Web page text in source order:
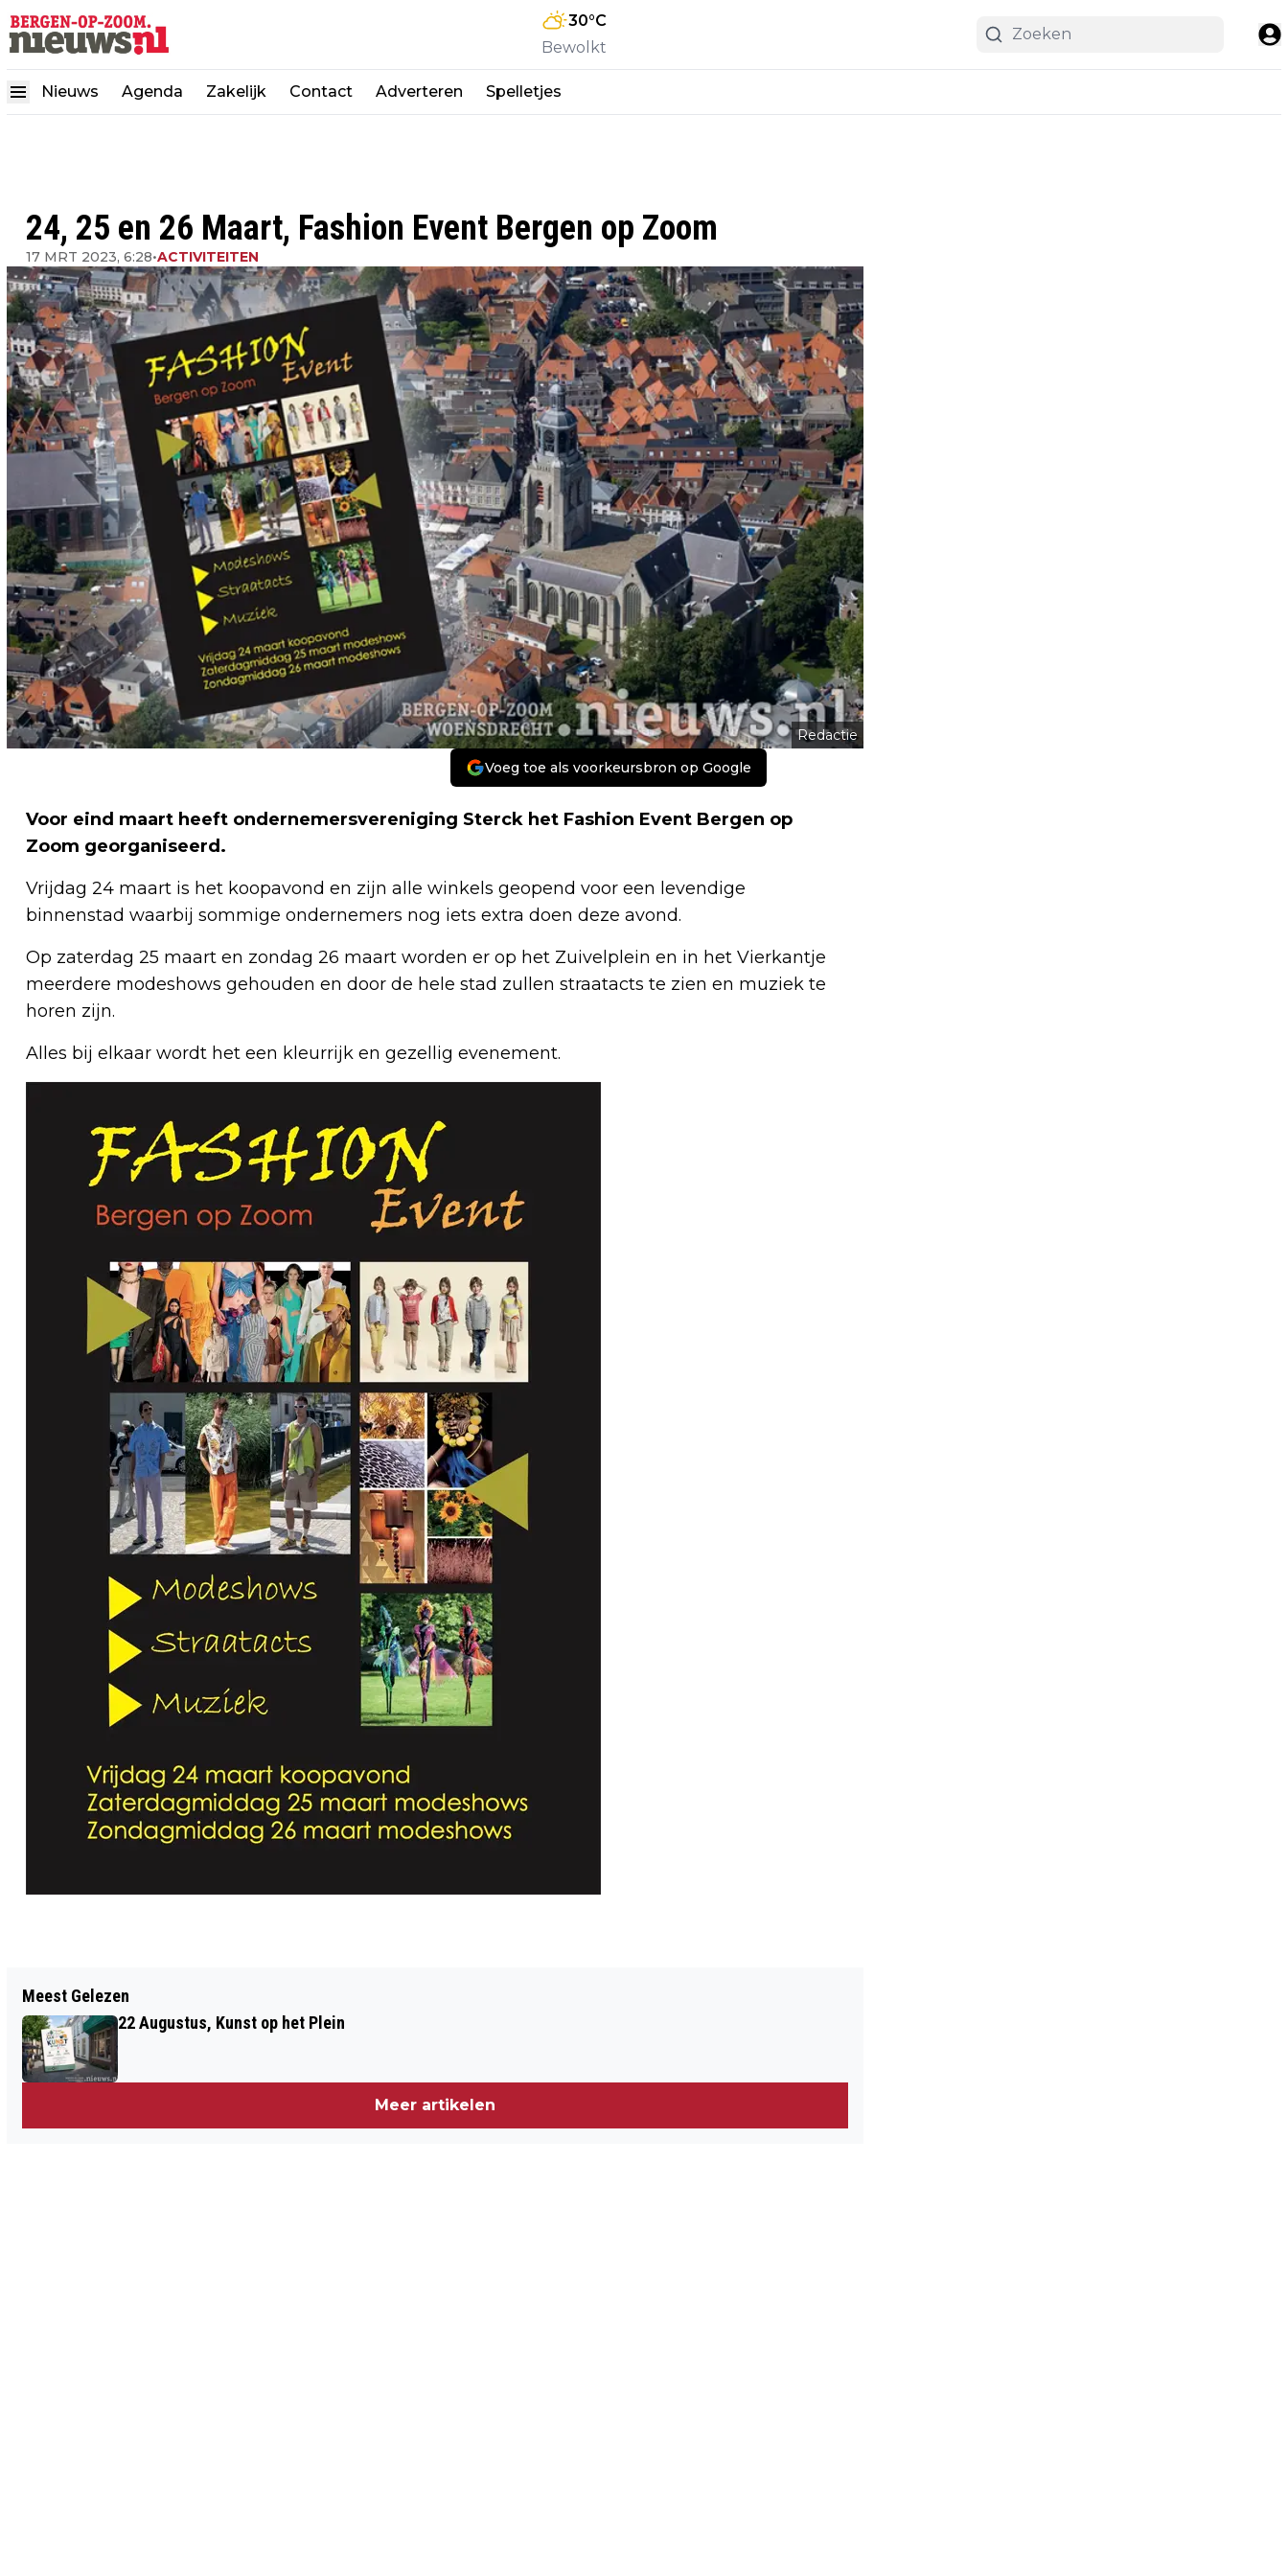
30°C
Bewolkt
Nieuws Agenda Zakelijk Contact Adverteren Spelletjes
24, 25 en 26 Maart, Fashion Event Bergen op Zoom
17 MRT 2023, 6:28•ACTIVITEITEN
Redactie
Voeg toe als voorkeursbron op Google
Voor eind maart heeft ondernemersvereniging Sterck het Fashion Event Bergen op
Zoom georganiseerd.
Vrijdag 24 maart is het koopavond en zijn alle winkels geopend voor een levendige
binnenstad waarbij sommige ondernemers nog iets extra doen deze avond.
Op zaterdag 25 maart en zondag 26 maart worden er op het Zuivelplein en in het Vierkantje
meerdere modeshows gehouden en door de hele stad zullen straatacts te zien en muziek te
horen zijn.
Alles bij elkaar wordt het een kleurrijk en gezellig evenement.
ORANJE AFVALBAKKEN MET QR-CODE
IN HALSTEREN EN LEPELSTRAAT
Meest Gelezen
22 Augustus, Kunst op het Plein
Meer artikelen